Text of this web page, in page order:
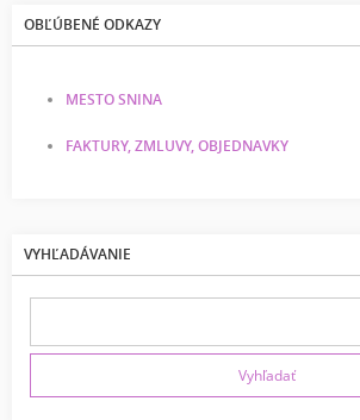
OBĽÚBENÉ ODKAZY
MESTO SNINA
FAKTURY, ZMLUVY, OBJEDNAVKY
VYHĽADÁVANIE